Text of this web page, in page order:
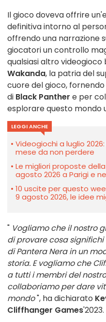
Il gioco doveva offrire
definitiva intorno al
offrendo una narrazione
giocatori un controllo
qualsiasi altro videogioco
Wakanda, la patria del
cuore del gioco,
di Black Panther e per
esplorare questo mondo
LEGGI ANCHE
Videogiochi a luglio
mese da non perdere
Le migliori proposte
agosto 2026 a Parigi e
10 uscite per questo
9 agosto 2026, le idee
" Vogliamo che il nostro
di provare cosa
di Pantera Nera in un
storia. E vogliamo che
a tutti i membri del
collaboriamo per dare
mondo", ha dichiarato
Cliffhanger Games'2023.